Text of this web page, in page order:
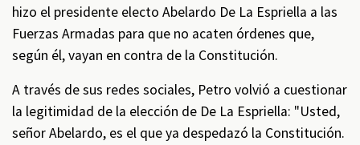
hizo el presidente electo Abelardo De La Espriella a las
Fuerzas Armadas para que no acaten órdenes que,
según él, vayan en contra de la Constitución.
A través de sus redes sociales, Petro volvió a cuestionar
la legitimidad de la elección de De La Espriella: "Usted,
señor Abelardo, es el que ya despedazó la Constitución.